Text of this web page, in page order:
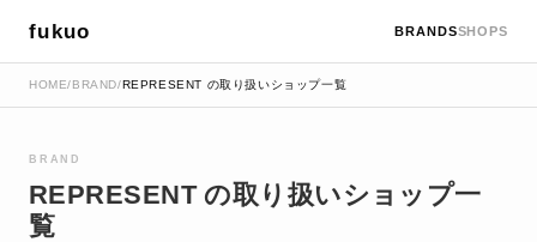
fukuo BRANDSSHOPS
HOME/BRAND/REPRESENT の取り扱いショップ一覧
BRAND
REPRESENT の取り扱いショップ一
覧